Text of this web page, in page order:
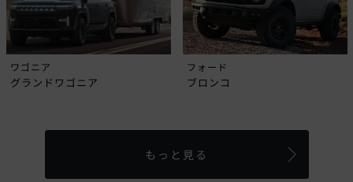
ワゴニア
グランドワゴニア
フォード
ブロンコ
もっと見る